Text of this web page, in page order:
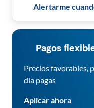
Alertarme
Pagos
Precios favorables,
día pagas
Aplicar ahora